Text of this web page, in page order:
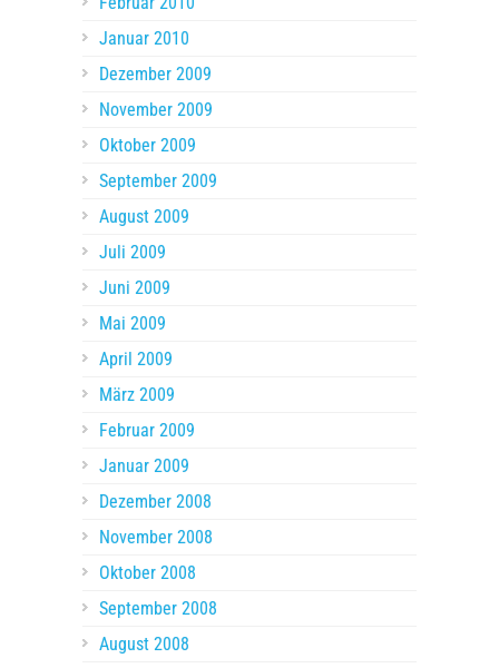
Januar 2010
Dezember 2009
November 2009
Oktober 2009
September 2009
August 2009
Juli 2009
Juni 2009
Mai 2009
April 2009
März 2009
Februar 2009
Januar 2009
Dezember 2008
November 2008
Oktober 2008
September 2008
August 2008